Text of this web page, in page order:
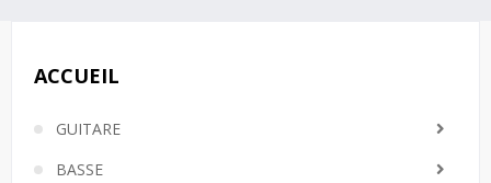
ACCUEIL
GUITARE
BASSE